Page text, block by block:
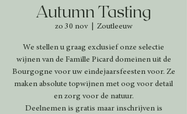
Autumn Tasting
zo 30 nov
  |
Zoutleeuw
We stellen u graag exclusief onze selectie
wijnen van de Famille Picard domeinen uit de
Bourgogne voor uw eindejaarsfeesten voor. Ze
maken absolute topwijnen met oog voor detail
en zorg voor de natuur.
Deelnemen is gratis maar inschrijven is